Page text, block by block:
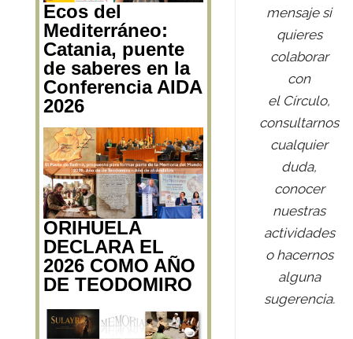
Ecos del
Mediterráneo:
Catania, puente
de saberes en la
Conferencia AIDA
2026
ORIHUELA
DECLARA EL
2026 COMO AÑO
DE TEODOMIRO
mensaje si
quieres
colaborar
con
el Círculo,
consultarnos
cualquier
duda,
conocer
nuestras
actividades
o hacernos
alguna
sugerencia.